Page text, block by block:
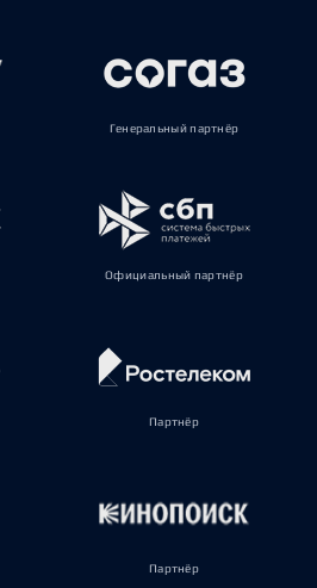
Генеральный партнёр
Официальный партнёр
Партнёр
Партнёр